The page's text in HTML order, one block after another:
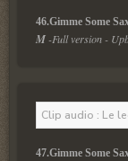
46.Gimme Some
M -Full version -
Clip audio : Le
47.Gimme Some